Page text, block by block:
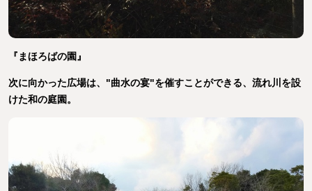
『まほろばの園』
次に向かった広場は、"曲水の宴"を催すことができる、流れ川を設
けた和の庭園。